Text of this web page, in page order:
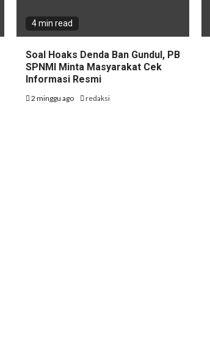
4 min read
Soal Hoaks Denda Ban Gundul, PB
SPNMI Minta Masyarakat Cek
Informasi Resmi
2 minggu ago redaksi